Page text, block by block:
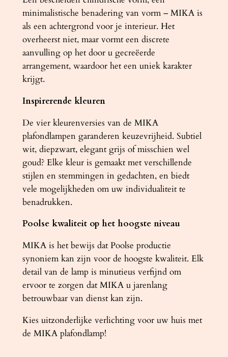
minimalistische benadering van vorm – MIKA is
als een achtergrond voor je interieur. Het
overheerst niet, maar vormt een discrete
aanvulling op het door u gecreëerde
arrangement, waardoor het een uniek karakter
krijgt.
Inspirerende kleuren
De vier kleurenversies van de MIKA
plafondlampen garanderen keuzevrijheid. Subtiel
wit, diepzwart, elegant grijs of misschien wel
goud? Elke kleur is gemaakt met verschillende
stijlen en stemmingen in gedachten, en biedt
vele mogelijkheden om uw individualiteit te
benadrukken.
Poolse kwaliteit op het hoogste niveau
MIKA is het bewijs dat Poolse productie
synoniem kan zijn voor de hoogste kwaliteit. Elk
detail van de lamp is minutieus verfijnd om
ervoor te zorgen dat MIKA u jarenlang
betrouwbaar van dienst kan zijn.
Kies uitzonderlijke verlichting voor uw huis met
de MIKA plafondlamp!